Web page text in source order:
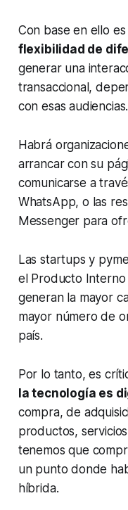
Con base en ello
flexibilidad de
generar una
transaccional,
con esas audiencias.
Habrá
arrancar con su
comunicarse a
WhatsApp, o las
Messenger para
Las startups y
el Producto
generan la mayor
mayor número de
país.
Por lo tanto, es
la tecnología es
compra, de
productos,
tenemos que
un punto donde
híbrida.